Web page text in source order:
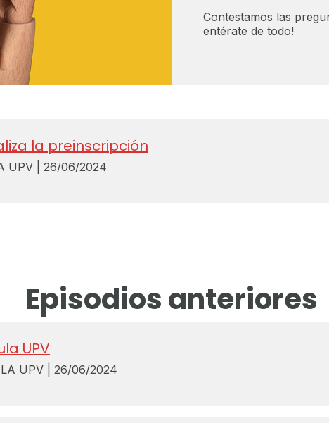
Contestamos las
entérate de todo!
la preinscripción
UPV | 26/06/2024
Episodios anteriores
UPV
UPV | 26/06/2024